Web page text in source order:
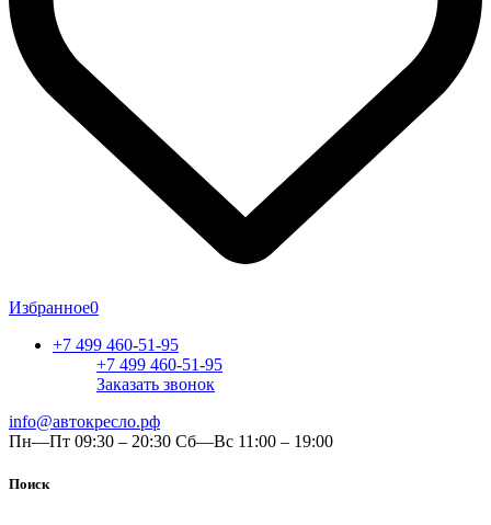
Избранное0
+7 499 460-51-95
+7 499 460-51-95
Заказать звонок
info@автокресло.рф
Пн—Пт 09:30 – 20:30 Сб—Вс 11:00 – 19:00
Поиск